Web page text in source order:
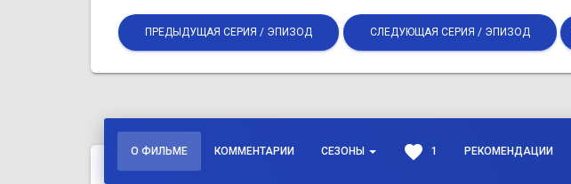
ПРЕДЫДУЩАЯ СЕРИЯ / ЭПИЗОД СЛЕДУЮЩАЯ СЕРИЯ / ЭПИЗОД
О ФИЛЬМЕ КОММЕНТАРИИ СЕЗОНЫ favorite 1 РЕКОМЕНДАЦИИ